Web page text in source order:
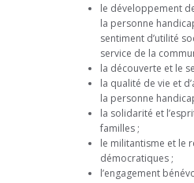
le développement
la personne
sentiment d’utilité
service de la
la découverte et le
la qualité de vie et
la personne
la solidarité et
familles ;
le militantisme et le
démocratiques ;
l’engagement